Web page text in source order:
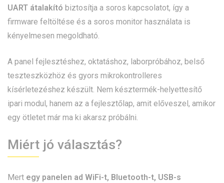
UART átalakító biztosítja a soros kapcsolatot, így a
firmware feltöltése és a soros monitor használata is
kényelmesen megoldható.
A panel fejlesztéshez, oktatáshoz, laborpróbához, belső
teszteszközhöz és gyors mikrokontrolleres
kísérletezéshez készült. Nem késztermék-helyettesítő
ipari modul, hanem az a fejlesztőlap, amit előveszel, amikor
egy ötletet már ma ki akarsz próbálni.
Miért jó választás?
Mert egy panelen ad WiFi-t, Bluetooth-t, USB-s